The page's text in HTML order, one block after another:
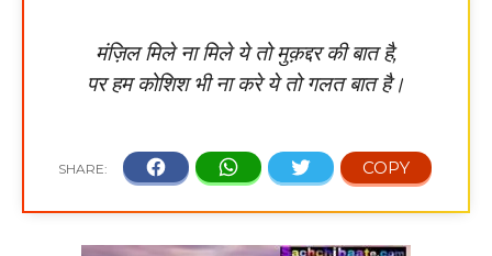
मंज़िल मिले ना मिले ये तो मुक़द्दर की बात है,
पर हम कोशिश भी ना करे ये तो गलत बात है।